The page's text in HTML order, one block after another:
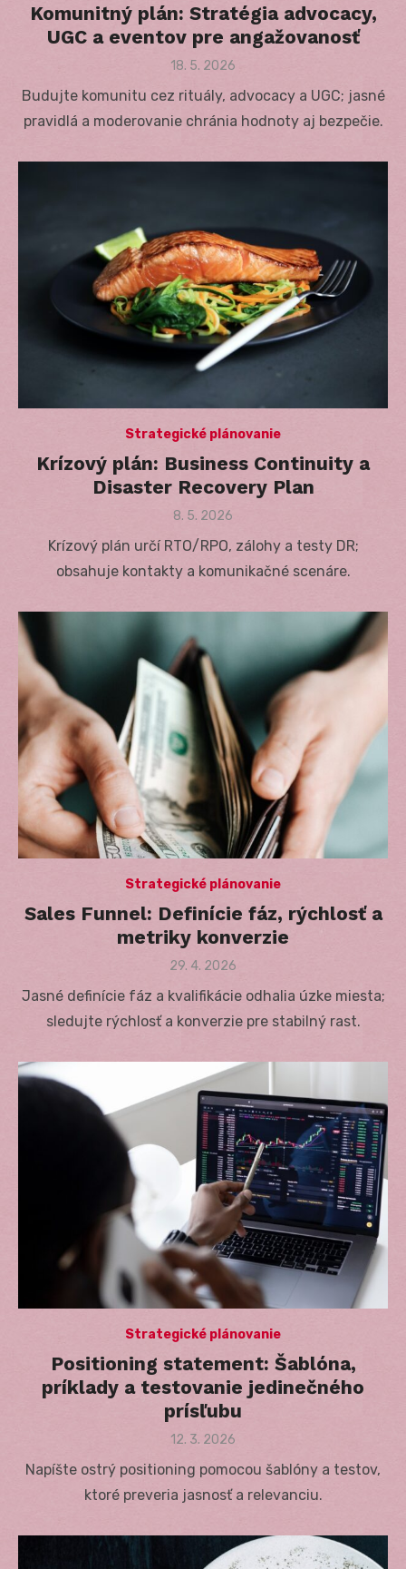
Komunitný plán: Stratégia advocacy,
UGC a eventov pre angažovanosť
Posted
18. 5. 2026
Budujte komunitu cez rituály, advocacy a UGC; jasné
pravidlá a moderovanie chránia hodnoty aj bezpečie.
Strategické plánovanie
Krízový plán: Business Continuity a
Disaster Recovery Plan
Posted
8. 5. 2026
Krízový plán určí RTO/RPO, zálohy a testy DR;
obsahuje kontakty a komunikačné scenáre.
Strategické plánovanie
Sales Funnel: Definície fáz, rýchlosť a
metriky konverzie
Posted
29. 4. 2026
Jasné definície fáz a kvalifikácie odhalia úzke miesta;
sledujte rýchlosť a konverzie pre stabilný rast.
Strategické plánovanie
Positioning statement: Šablóna,
príklady a testovanie jedinečného
prísľubu
Posted
12. 3. 2026
Napíšte ostrý positioning pomocou šablóny a testov,
ktoré preveria jasnosť a relevanciu.